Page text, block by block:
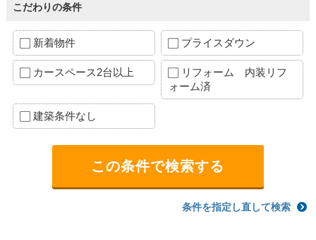
こだわりの条件
新着物件 プライスダウン
カースペース2台以上
リフォーム 内装リフ
ォーム済
建築条件なし
条件を指定し直して検索